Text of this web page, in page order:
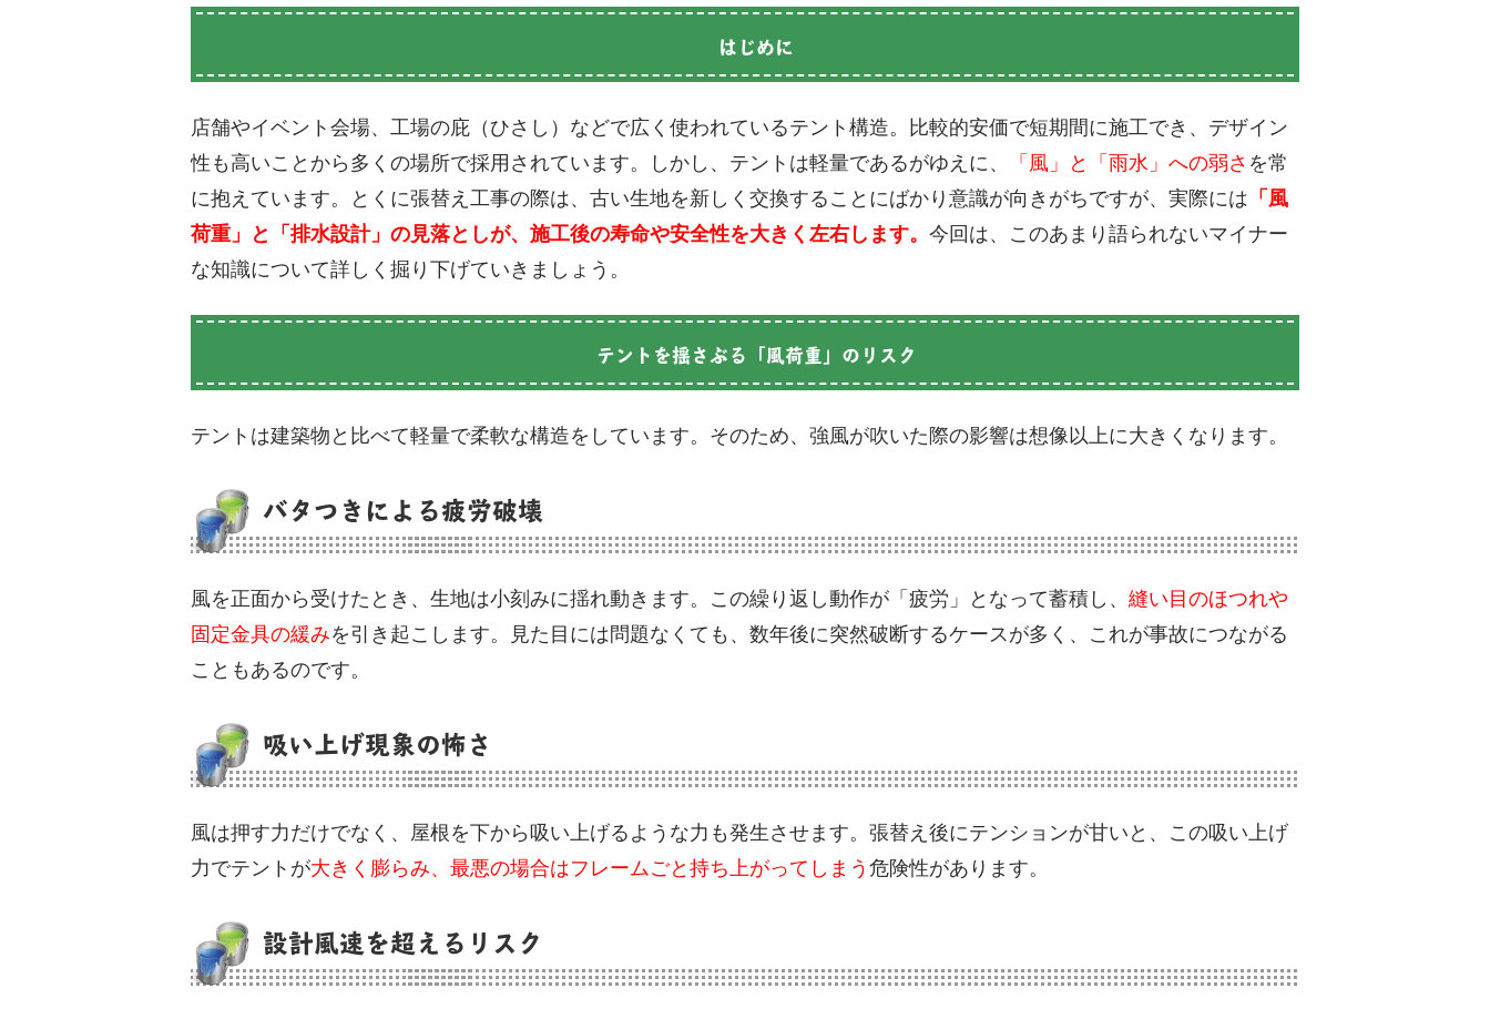
はじめに
店舗やイベント会場、工場の庇（ひさし）などで広く使われているテント構造。比較的安価で短期間に施工でき、デザイン
性も高いことから多くの場所で採用されています。しかし、テントは軽量であるがゆえに、
「風」と「雨水」への弱さ を常
に抱えています。とくに張替え工事の際は、古い生地を新しく交換することにばかり意識が向きがちですが、実際には 「風
荷重」と「排水設計」の見落としが、施工後の寿命や安全性を大きく左右します。 今回は、このあまり語られないマイナー
な知識について詳しく掘り下げていきましょう。
テントを揺さぶる「風荷重」のリスク
テントは建築物と比べて軽量で柔軟な構造をしています。そのため、強風が吹いた際の影響は想像以上に大きくなります。
バタつきによる疲労破壊
風を正面から受けたとき、生地は小刻みに揺れ動きます。この繰り返し動作が「疲労」となって蓄積し、 縫い目のほつれや
固定金具の緩みを引き起こします。見た目には問題なくても、数年後に突然破断するケースが多く、これが事故につながる
こともあるのです。
吸い上げ現象の怖さ
風は押す力だけでなく、屋根を下から吸い上げるような力も発生させます。張替え後にテンションが甘いと、この吸い上げ
力でテントが大きく膨らみ、最悪の場合はフレームごと持ち上がってしまう 危険性があります。
設計風速を超えるリスク